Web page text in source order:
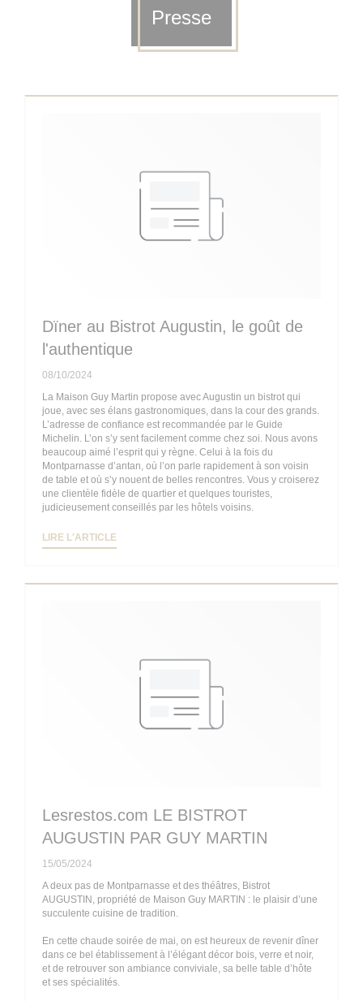
Presse
Dïner au Bistrot Augustin, le goût de
l'authentique
08/10/2024
La Maison Guy Martin propose avec Augustin un bistrot qui
joue, avec ses élans gastronomiques, dans la cour des grands.
L’adresse de confiance est recommandée par le Guide
Michelin. L’on s’y sent facilement comme chez soi. Nous avons
beaucoup aimé l’esprit qui y règne. Celui à la fois du
Montparnasse d’antan, où l’on parle rapidement à son voisin
de table et où s’y nouent de belles rencontres. Vous y croiserez
une clientèle fidèle de quartier et quelques touristes,
judicieusement conseillés par les hôtels voisins.
LIRE L'ARTICLE
Lesrestos.com LE BISTROT
AUGUSTIN PAR GUY MARTIN
15/05/2024
A deux pas de Montparnasse et des théâtres, Bistrot
AUGUSTIN, propriété de Maison Guy MARTIN : le plaisir d’une
succulente cuisine de tradition.
En cette chaude soirée de mai, on est heureux de revenir dîner
dans ce bel établissement à l’élégant décor bois, verre et noir,
et de retrouver son ambiance conviviale, sa belle table d’hôte
et ses spécialités.